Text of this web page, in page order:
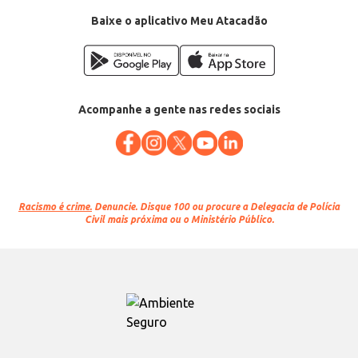
Baixe o aplicativo Meu Atacadão
Acompanhe a gente nas redes sociais
Racismo é crime. Denuncie. Disque 100 ou procure a Delegacia de Polícia
Civil mais próxima ou o Ministério Público.